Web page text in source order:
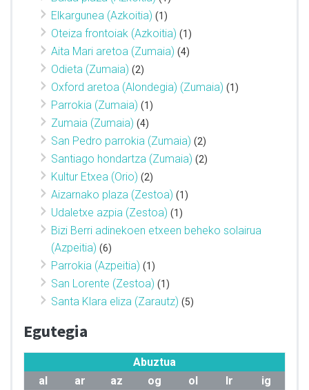
Elkargunea (Azkoitia) (1)
Oteiza frontoiak (Azkoitia) (1)
Aita Mari aretoa (Zumaia) (4)
Odieta (Zumaia) (2)
Oxford aretoa (Alondegia) (Zumaia) (1)
Parrokia (Zumaia) (1)
Zumaia (Zumaia) (4)
San Pedro parrokia (Zumaia) (2)
Santiago hondartza (Zumaia) (2)
Kultur Etxea (Orio) (2)
Aizarnako plaza (Zestoa) (1)
Udaletxe azpia (Zestoa) (1)
Bizi Berri adinekoen etxeen beheko solairua
(Azpeitia) (6)
Parrokia (Azpeitia) (1)
San Lorente (Zestoa) (1)
Santa Klara eliza (Zarautz) (5)
Egutegia
Abuztua
al
ar az og ol lr
ig